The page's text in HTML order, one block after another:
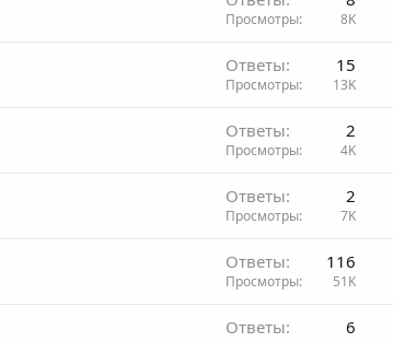
Просмотры 8K
Ответы 15
Просмотры 13K
Ответы 2
Просмотры 4K
Ответы 2
Просмотры 7K
Ответы 116
Просмотры 51K
Ответы 6